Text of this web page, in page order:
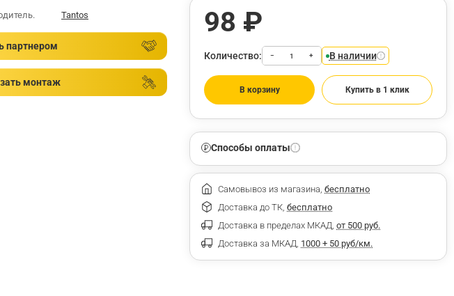
Tantos
партнером
монтаж
98 ₽
Количество: − + В наличии
В корзину Купить в 1 клик
Способы оплаты
Самовывоз из магазина, бесплатно
Доставка до ТК, бесплатно
Доставка в пределах МКАД, от 500 руб.
Доставка за МКАД, 1000 + 50 руб/км.